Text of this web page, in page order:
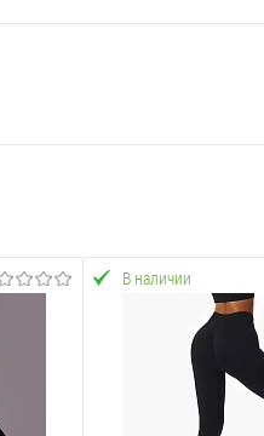
В наличии